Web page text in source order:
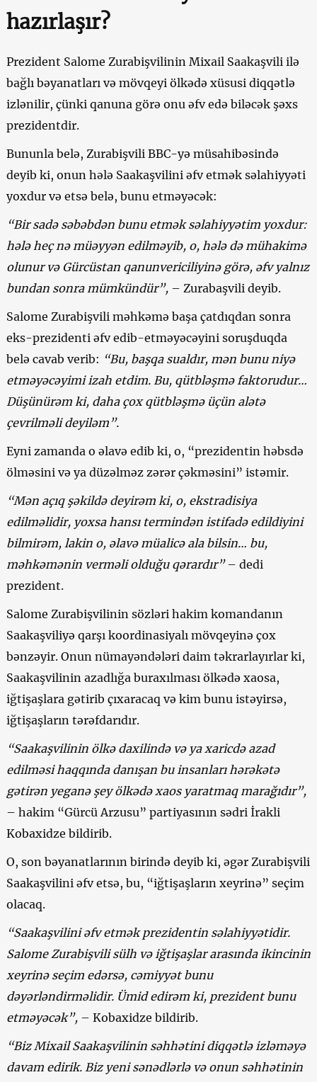
hazırlaşır?
Prezident Salome Zurabişvilinin Mixail Saakaşvili ilə
bağlı bəyanatları və mövqeyi ölkədə xüsusi diqqətlə
izlənilir, çünki qanuna görə onu əfv edə biləcək şəxs
prezidentdir.
Bununla belə, Zurabişvili BBC-yə müsahibəsində
deyib ki, onun hələ Saakaşvilini əfv etmək səlahiyyəti
yoxdur və etsə belə, bunu etməyəcək:
“Bir sadə səbəbdən bunu etmək səlahiyyətim yoxdur:
hələ heç nə müəyyən edilməyib, o, hələ də mühakimə
olunur və Gürcüstan qanunvericiliyinə görə, əfv yalnız
bundan sonra mümkündür”,– Zurabaşvili deyib.
Salome Zurabişvili məhkəmə başa çatdıqdan sonra
eks-prezidenti əfv edib-etməyəcəyini soruşduqda
belə cavab verib: “Bu, başqa sualdır, mən bunu niyə
etməyəcəyimi izah etdim. Bu, qütbləşmə faktorudur…
Düşünürəm ki, daha çox qütbləşmə üçün alətə
çevrilməli deyiləm”.
Eyni zamanda o əlavə edib ki, o, “prezidentin həbsdə
ölməsini və ya düzəlməz zərər çəkməsini” istəmir.
“Mən açıq şəkildə deyirəm ki, o, ekstradisiya
edilməlidir, yoxsa hansı termindən istifadə edildiyini
bilmirəm, lakin o, əlavə müalicə ala bilsin… bu,
məhkəmənin verməli olduğu qərardır”– dedi
prezident.
Salome Zurabişvilinin sözləri hakim komandanın
Saakaşviliyə qarşı koordinasiyalı mövqeyinə çox
bənzəyir. Onun nümayəndələri daim təkrarlayırlar ki,
Saakaşvilinin azadlığa buraxılması ölkədə xaosa,
iğtişaşlara gətirib çıxaracaq və kim bunu istəyirsə,
iğtişaşların tərəfdarıdır.
“Saakaşvilinin ölkə daxilində və ya xaricdə azad
edilməsi haqqında danışan bu insanları hərəkətə
gətirən yeganə şey ölkədə xaos yaratmaq marağıdır”,
– hakim “Gürcü Arzusu” partiyasının sədri İrakli
Kobaxidze bildirib.
O, son bəyanatlarının birində deyib ki, əgər Zurabişvili
Saakaşvilini əfv etsə, bu, “iğtişaşların xeyrinə” seçim
olacaq.
“Saakaşvilini əfv etmək prezidentin səlahiyyətidir.
Salome Zurabişvili sülh və iğtişaşlar arasında ikincinin
xeyrinə seçim edərsə, cəmiyyət bunu
dəyərləndirməlidir. Ümid edirəm ki, prezident bunu
etməyəcək”, – Kobaxidze bildirib.
“Biz Mixail Saakaşvilinin səhhətini diqqətlə izləməyə
davam edirik. Biz yeni sənədlərlə və onun səhhətinin